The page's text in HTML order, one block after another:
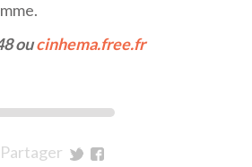
oucinhema.free.fr
Partager